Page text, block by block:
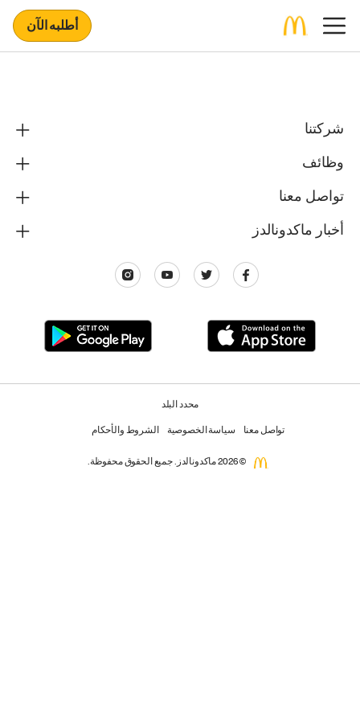
أطلبه الآن
شركتنا
وظائف
تواصل معنا
أخبار ماكدونالدز
محدد البلد
تواصل معنا سياسة الخصوصية الشروط والأحكام
© 2026 ماكدونالدز. جميع الحقوق محفوظة.